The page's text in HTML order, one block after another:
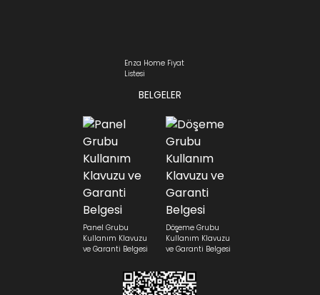
Enza Home Fiyat
Listesi
BELGELER
Panel Grubu
Kullanım Klavuzu
ve Garanti Belgesi
Döşeme Grubu
Kullanım Klavuzu
ve Garanti Belgesi